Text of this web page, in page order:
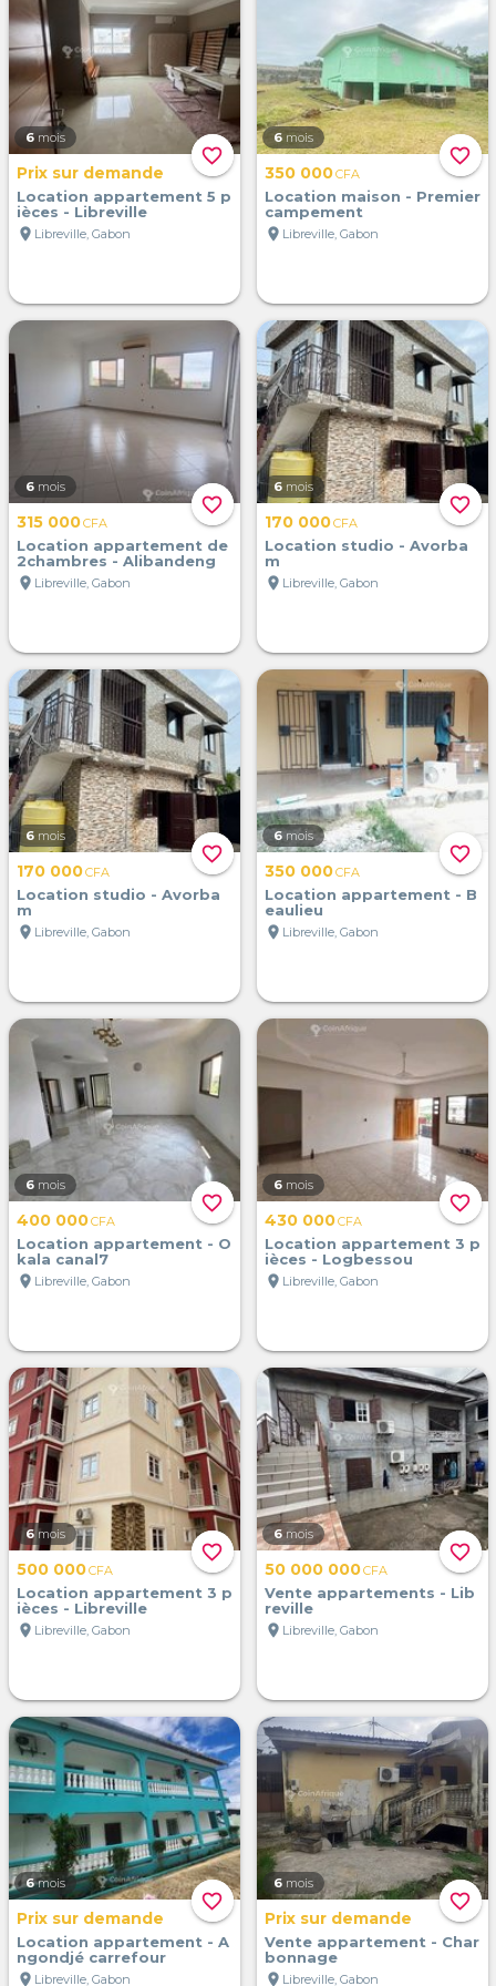
favorite_border
6 mois
Prix sur demande
Location appartement 5 p
ièces - Libreville
location_on Libreville, Gabon
favorite_border
6 mois
350 000CFA
Location maison - Premier
campement
location_on Libreville, Gabon
favorite_border
6 mois
315 000CFA
Location appartement de
2chambres - Alibandeng
location_on Libreville, Gabon
favorite_border
6 mois
170 000CFA
Location studio - Avorba
m
location_on Libreville, Gabon
favorite_border
6 mois
170 000CFA
Location studio - Avorba
m
location_on Libreville, Gabon
favorite_border
6 mois
350 000CFA
Location appartement - B
eaulieu
location_on Libreville, Gabon
favorite_border
6 mois
400 000CFA
Location appartement - O
kala canal7
location_on Libreville, Gabon
favorite_border
6 mois
430 000CFA
Location appartement 3 p
ièces - Logbessou
location_on Libreville, Gabon
favorite_border
6 mois
500 000CFA
Location appartement 3 p
ièces - Libreville
location_on Libreville, Gabon
favorite_border
6 mois
50 000 000CFA
Vente appartements - Lib
reville
location_on Libreville, Gabon
favorite_border
6 mois
Prix sur demande
Location appartement - A
ngondjé carrefour
location_on Libreville, Gabon
favorite_border
6 mois
Prix sur demande
Vente appartement - Char
bonnage
location_on Libreville, Gabon